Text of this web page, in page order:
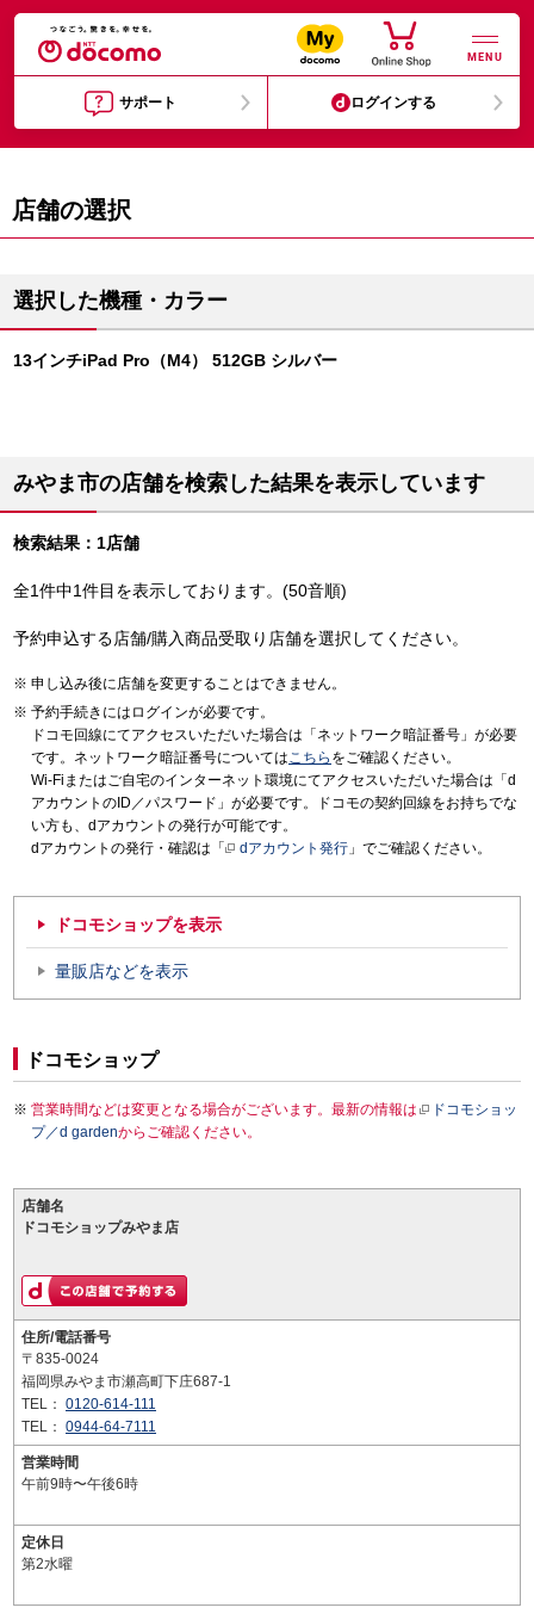
MENU
サポート ログインする
店舗の選択
選択した機種・カラー
13インチiPad Pro（M4） 512GB シルバー
みやま市の店舗を検索した結果を表示しています
検索結果：1店舗
全1件中1件目を表示しております。(50音順)
予約申込する店舗/購入商品受取り店舗を選択してください。
申し込み後に店舗を変更することはできません。
予約手続きにはログインが必要です。
ドコモ回線にてアクセスいただいた場合は「ネットワーク暗証番号」が必要
です。ネットワーク暗証番号についてはこちら をご確認ください。
Wi-Fiまたはご自宅のインターネット環境にてアクセスいただいた場合は「d
アカウントのID／パスワード」が必要です。ドコモの契約回線をお持ちでな
い方も、dアカウントの発行が可能です。
dアカウントの発行・確認は「
dアカウント発行 」でご確認ください。
ドコモショップを表示
量販店などを表示
ドコモショップ
営業時間などは変更となる場合がございます。最新の情報は
ドコモショッ
プ／d gardenからご確認ください。
店舗名
ドコモショップみやま店
住所/電話番号
〒835-0024
福岡県みやま市瀬高町下庄687-1
TEL： 0120-614-111
TEL： 0944-64-7111
営業時間
午前9時〜午後6時
定休日
第2水曜